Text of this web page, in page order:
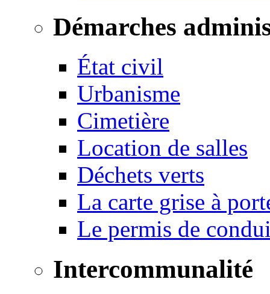
Démarches
État civil
Urbanisme
Cimetière
Location de salles
Déchets verts
La carte grise à
Le permis de
Intercommunalité